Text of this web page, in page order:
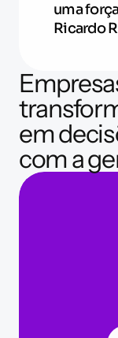
uma
Ricardo
em
com a